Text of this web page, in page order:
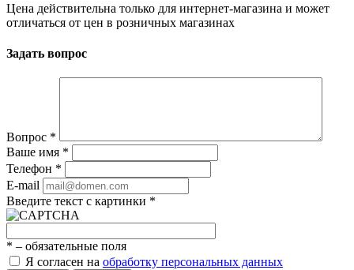
Цена действительна только для интернет-магазина и может
отличаться от цен в розничных магазинах
Задать вопрос
Вопрос *
Ваше имя *
Телефон *
E-mail
Введите текст с картинки *
* – обязательные поля
Я согласен на обработку персональных данных